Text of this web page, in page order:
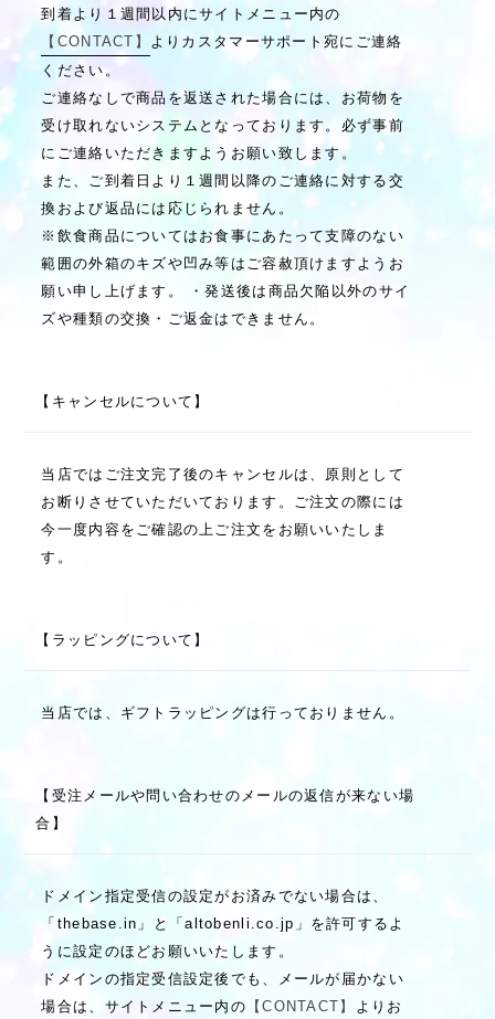
到着より１週間以内にサイトメニュー内の
【CONTACT】 よりカスタマーサポート宛にご連絡
ください。
ご連絡なしで商品を返送された場合には、お荷物を
受け取れないシステムとなっております。必ず事前
にご連絡いただきますようお願い致します。
また、ご到着日より１週間以降のご連絡に対する交
換および返品には応じられません。
※飲食商品についてはお食事にあたって支障のない
範囲の外箱のキズや凹み等はご容赦頂けますようお
願い申し上げます。 ・発送後は商品欠陥以外のサイ
ズや種類の交換・ご返金はできません。
【キャンセルについて】
当店ではご注文完了後のキャンセルは、原則として
お断りさせていただいております。ご注文の際には
今一度内容をご確認の上ご注文をお願いいたしま
す。
【ラッピングについて】
当店では、ギフトラッピングは行っておりません。
【受注メールや問い合わせのメールの返信が来ない場
合】
ドメイン指定受信の設定がお済みでない場合は、
「thebase.in」と「altobenli.co.jp」を許可するよ
うに設定のほどお願いいたします。
ドメインの指定受信設定後でも、メールが届かない
場合は、サイトメニュー内の 【CONTACT】 よりお